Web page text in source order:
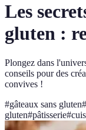
Les
gluten :
Plongez dans
conseils pour des
convives !
#gâteaux sans gluten#
gluten#pâtisserie#